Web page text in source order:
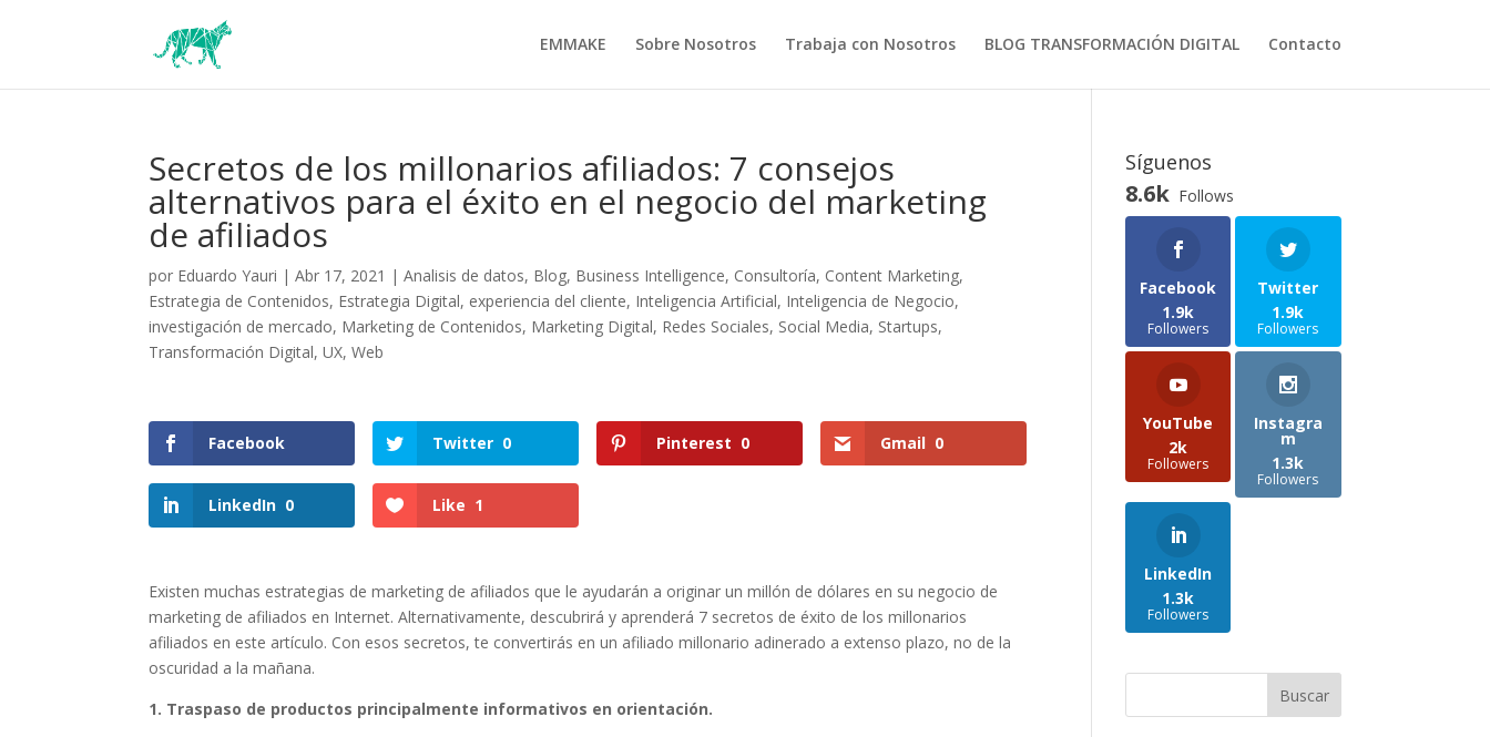
EMMAKE Sobre Nosotros Trabaja con Nosotros BLOG TRANSFORMACIÓN DIGITAL Contacto
Secretos de los millonarios afiliados: 7 consejos
alternativos para el éxito en el negocio del marketing
de afiliados
por Eduardo Yauri |Abr 17, 2021 |Analisis de datos, Blog, Business Intelligence, Consultoría, Content Marketing,
Estrategia de Contenidos, Estrategia Digital, experiencia del cliente, Inteligencia Artificial, Inteligencia de Negocio,
investigación de mercado, Marketing de Contenidos, Marketing Digital, Redes Sociales, Social Media, Startups,
Transformación Digital,UX,Web
Facebook Twitter 0 Pinterest 0 Gmail 0
LinkedIn 0 Like 1
Existen muchas estrategias de marketing de afiliados que le ayudarán a originar un millón de dólares en su negocio de
marketing de afiliados en Internet. Alternativamente, descubrirá y aprenderá 7 secretos de éxito de los millonarios
afiliados en este artículo. Con esos secretos, te convertirás en un afiliado millonario adinerado a extenso plazo, no de la
oscuridad a la mañana.
1. Traspaso de productos principalmente informativos en orientación.
Síguenos
8.6k Follows
Facebook
1.9k
Followers
Twitter
1.9k
Followers
YouTube
2k
Followers
Instagra
m
1.3k
Followers
LinkedIn
1.3k
Followers